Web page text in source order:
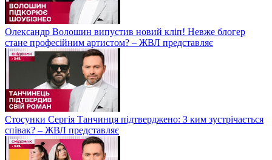
Олександр Волошин випустив новий кліп! Невже блогер
стане професійним артистом? – ЖВЛ представляє
Стосунки Сергія Танчинця підтверджено: З ким зустрічається
співак? – ЖВЛ представляє